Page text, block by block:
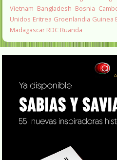
Vietnam Bangladesh Bosnia
Unidos Eritrea Groenlandia Guinea
Madagascar RDC Ruanda